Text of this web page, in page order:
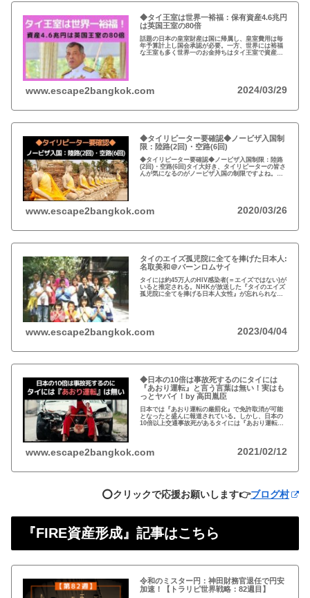
◆タイ王室は世界一裕福：保有資産4.6兆円
は英国王室の80倍
話題の日本の皇室財産は国に帰属し、皇室費用は毎
年予算計上し国会承認が必要。一方、世界には裕福
な王室も多く世界一のお金持ちはタイ王室で資産は
www.escape2bangkok.com 2024/03/29
◆タイリピーター要確認◆ノービザ入国制
限：陸路(2回)・空路(6回)
◆タイリピーター要確認◆ノービザ入国制限：陸路
(2回)・空路(6回)タイ大好き、タイリピーターの皆さ
んが気になるのがノービザ入国の制限ですよね。近
www.escape2bangkok.com 2020/03/26
タイのエイズ孤児院に全てを捧げた日本人:
名取美和＠バーンロムサイ
タイには約45万人のHIV感染者(＝エイズではない)が
いると推定される。NHKが放送した『タイのエイズ
孤児院に全てを捧げる日本人女性』が忘れられな
www.escape2bangkok.com 2023/04/04
◆日本の10倍は事故死するのにタイには
『あおり運転』と言う言葉は無い！実はも
っとヤバイ！by 高田胤臣
日本では『あおり運転の厳罰化』で免許取消が可能
となったと盛んに報道されている。しかし、日本の
10倍以上交通事故死があるタイには『あおり運転』
www.escape2bangkok.com 2021/02/12
⭕️クリックで応援お願いします👉ブログ村
『FIRE資産形成』記事はこちら
令和のミスター円：神田財務官退任で円安
加速！【トラリピ世界戦略：82週目】